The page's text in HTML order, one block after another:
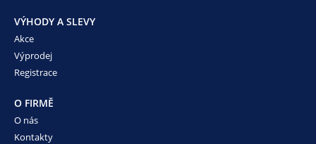
VÝHODY A SLEVY
Akce
Výprodej
Registrace
O FIRMĚ
O nás
Kontakty